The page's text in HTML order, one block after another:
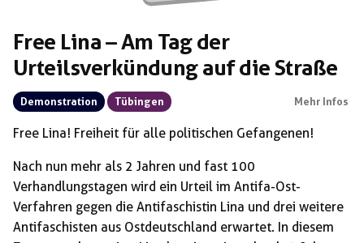
Free Lina – Am Tag der
Urteilsverkündung auf die Straße
Demonstration Tübingen Mehr Infos
Free Lina! Freiheit für alle politischen Gefangenen!
Nach nun mehr als 2 Jahren und fast 100
Verhandlungstagen wird ein Urteil im Antifa-Ost-
Verfahren gegen die Antifaschistin Lina und drei weitere
Antifaschisten aus Ostdeutschland erwartet. In diesem